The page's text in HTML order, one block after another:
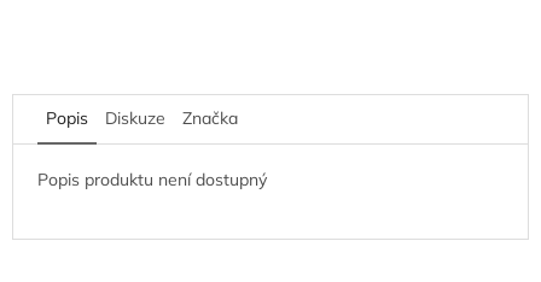
Popis Diskuze Značka
Popis produktu není dostupný